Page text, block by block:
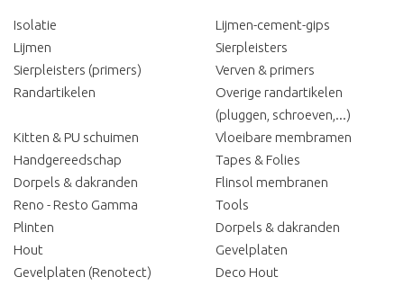
Isolatie
Lijmen-cement-gips
Lijmen
Sierpleisters
Sierpleisters (primers)
Verven & primers
Randartikelen
Overige randartikelen
(pluggen, schroeven,...)
Kitten & PU schuimen
Vloeibare membramen
Handgereedschap
Tapes & Folies
Dorpels & dakranden
Flinsol membranen
Reno - Resto Gamma
Tools
Plinten
Dorpels & dakranden
Hout
Gevelplaten
Gevelplaten (Renotect)
Deco Hout